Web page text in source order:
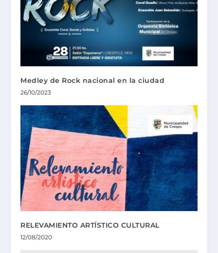
Medley de Rock nacional en la ciudad
26/10/2023
RELEVAMIENTO ARTÍSTICO CULTURAL
12/08/2020